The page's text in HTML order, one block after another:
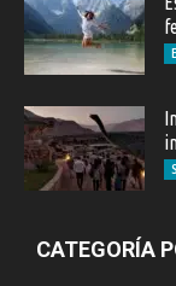
CATEGORÍA